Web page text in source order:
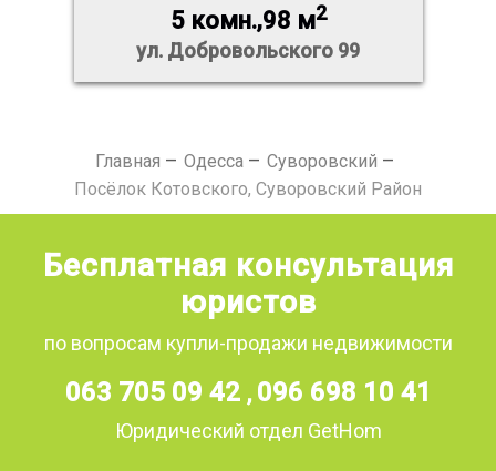
5 комн.,98 м2
ул. Добровольского 99
Главная Одесса
Суворовский
Посёлок Котовского, Суворовский Район
Бесплатная консультация
юристов
по вопросам купли-продажи недвижимости
063 705 09 42 , 096 698 10 41
Юридический отдел GetHom